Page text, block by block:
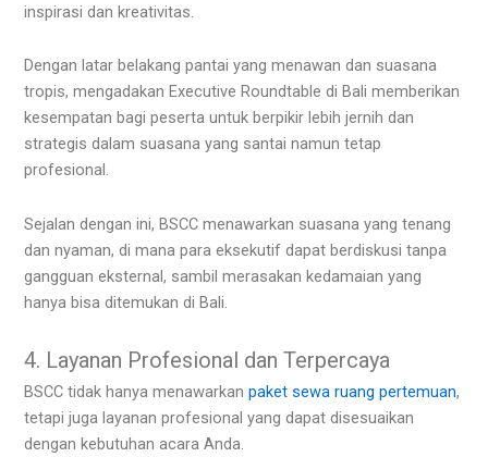
inspirasi dan kreativitas.
Dengan latar belakang pantai yang menawan dan suasana
tropis, mengadakan Executive Roundtable di Bali memberikan
kesempatan bagi peserta untuk berpikir lebih jernih dan
strategis dalam suasana yang santai namun tetap
profesional.
Sejalan dengan ini, BSCC menawarkan suasana yang tenang
dan nyaman, di mana para eksekutif dapat berdiskusi tanpa
gangguan eksternal, sambil merasakan kedamaian yang
hanya bisa ditemukan di Bali.
4. Layanan Profesional dan Terpercaya
BSCC tidak hanya menawarkanpaket sewa ruang pertemuan,
tetapi juga layanan profesional yang dapat disesuaikan
dengan kebutuhan acara Anda.